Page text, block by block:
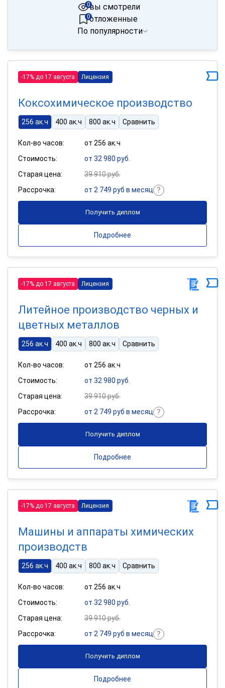
вы смотрели
0
отложенные
0
По популярности
-17% до 17 августа Лицензия
Коксохимическое производство
256 ак.ч 400 ак.ч 800 ак.ч Сравнить
Кол-во часов:
от 256 ак.ч
Стоимость:
от 32 980 руб.
Старая цена:
39 910 руб.
Рассрочка:
от 2 749 руб в месяц
Получить диплом
Подробнее
-17% до 17 августа Лицензия
Литейное производство черных и
цветных металлов
256 ак.ч 400 ак.ч 800 ак.ч Сравнить
Кол-во часов:
от 256 ак.ч
Стоимость:
от 32 980 руб.
Старая цена:
39 910 руб.
Рассрочка:
от 2 749 руб в месяц
Получить диплом
Подробнее
-17% до 17 августа Лицензия
Машины и аппараты химических
производств
256 ак.ч 400 ак.ч 800 ак.ч Сравнить
Кол-во часов:
от 256 ак.ч
Стоимость:
от 32 980 руб.
Старая цена:
39 910 руб.
Рассрочка:
от 2 749 руб в месяц
Получить диплом
Подробнее